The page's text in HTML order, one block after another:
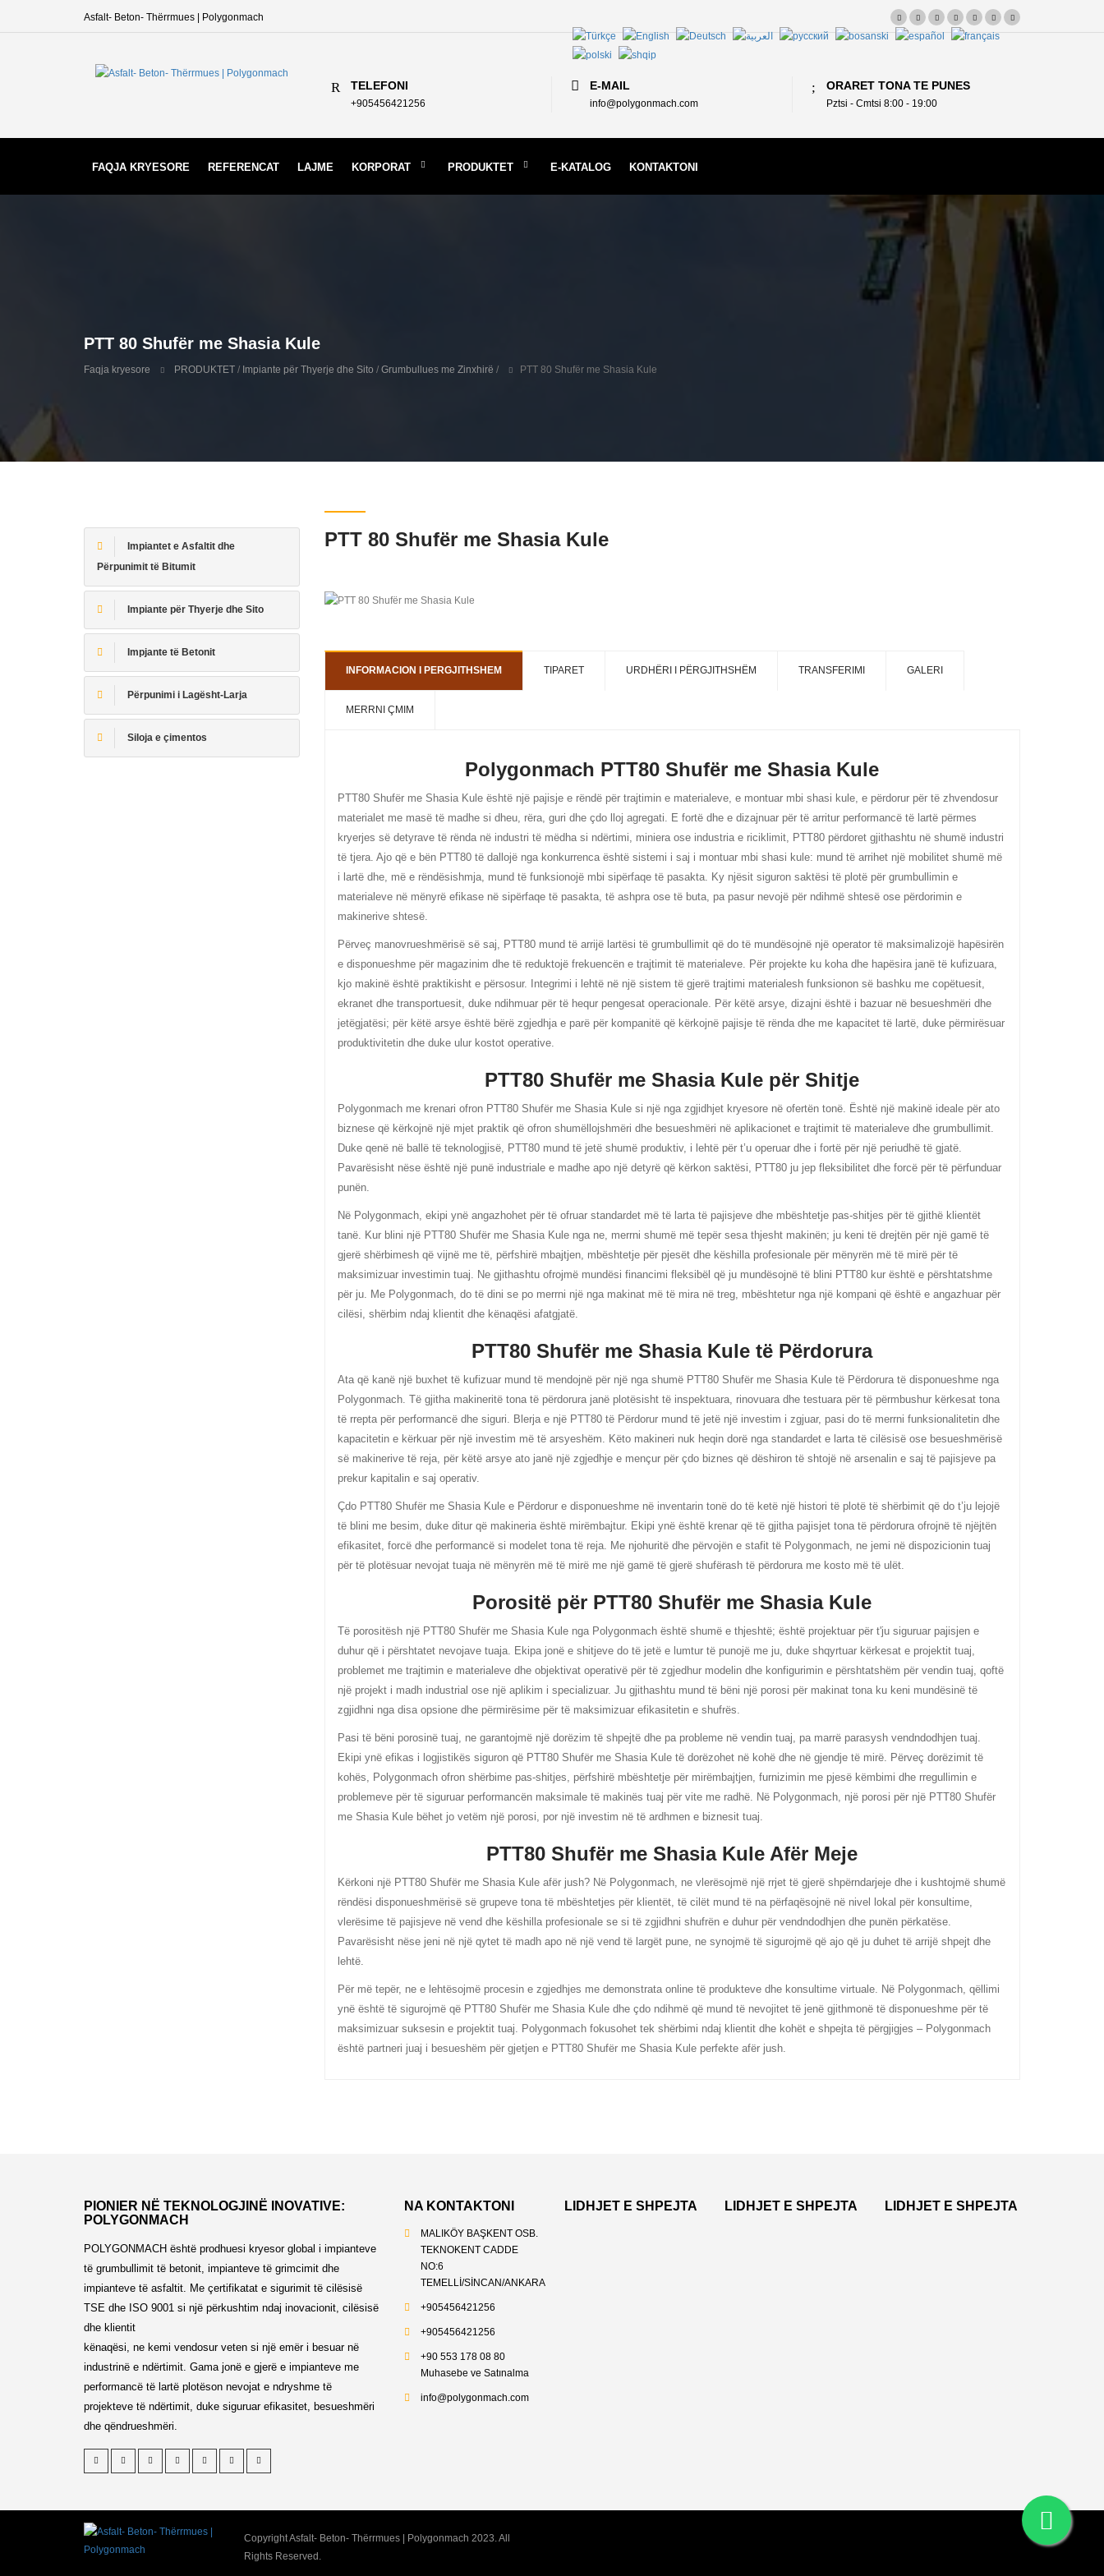
Asfalt- Beton- Thërrmues | Polygonmach
TELEFONI
+905456421256
E-MAIL
info@polygonmach.com
ORARET TONA TE PUNES
Pztsi - Cmtsi 8:00 - 19:00
FAQJA KRYESORE REFERENCAT LAJME KORPORAT PRODUKTET E-KATALOG KONTAKTONI
PTT 80 Shufër me Shasia Kule
Faqja kryesore PRODUKTET / Impiante për Thyerje dhe Sito / Grumbullues me Zinxhirë / PTT 80 Shufër me Shasia Kule
Impiantet e Asfaltit dhe
Përpunimit të Bitumit
Impiante për Thyerje dhe Sito
Impjante të Betonit
Përpunimi i Lagësht-Larja
Siloja e çimentos
PTT 80 Shufër me Shasia Kule
INFORMACION I PERGJITHSHEM TIPARET URDHËRI I PËRGJITHSHËM TRANSFERIMI GALERI
MERRNI ÇMIM
Polygonmach PTT80 Shufër me Shasia Kule
PTT80 Shufër me Shasia Kule është një pajisje e rëndë për trajtimin e materialeve, e montuar mbi shasi kule, e përdorur për të zhvendosur
materialet me masë të madhe si dheu, rëra, guri dhe çdo lloj agregati. E fortë dhe e dizajnuar për të arritur performancë të lartë përmes
kryerjes së detyrave të rënda në industri të mëdha si ndërtimi, miniera ose industria e riciklimit, PTT80 përdoret gjithashtu në shumë industri
të tjera. Ajo që e bën PTT80 të dallojë nga konkurrenca është sistemi i saj i montuar mbi shasi kule: mund të arrihet një mobilitet shumë më
i lartë dhe, më e rëndësishmja, mund të funksionojë mbi sipërfaqe të pasakta. Ky njësit siguron saktësi të plotë për grumbullimin e
materialeve në mënyrë efikase në sipërfaqe të pasakta, të ashpra ose të buta, pa pasur nevojë për ndihmë shtesë ose përdorimin e
makinerive shtesë.
Përveç manovrueshmërisë së saj, PTT80 mund të arrijë lartësi të grumbullimit që do të mundësojnë një operator të maksimalizojë hapësirën
e disponueshme për magazinim dhe të reduktojë frekuencën e trajtimit të materialeve. Për projekte ku koha dhe hapësira janë të kufizuara,
kjo makinë është praktikisht e përsosur. Integrimi i lehtë në një sistem të gjerë trajtimi materialesh funksionon së bashku me copëtuesit,
ekranet dhe transportuesit, duke ndihmuar për të hequr pengesat operacionale. Për këtë arsye, dizajni është i bazuar në besueshmëri dhe
jetëgjatësi; për këtë arsye është bërë zgjedhja e parë për kompanitë që kërkojnë pajisje të rënda dhe me kapacitet të lartë, duke përmirësuar
produktivitetin dhe duke ulur kostot operative.
PTT80 Shufër me Shasia Kule për Shitje
Polygonmach me krenari ofron PTT80 Shufër me Shasia Kule si një nga zgjidhjet kryesore në ofertën tonë. Është një makinë ideale për ato
biznese që kërkojnë një mjet praktik që ofron shumëllojshmëri dhe besueshmëri në aplikacionet e trajtimit të materialeve dhe grumbullimit.
Duke qenë në ballë të teknologjisë, PTT80 mund të jetë shumë produktiv, i lehtë për t’u operuar dhe i fortë për një periudhë të gjatë.
Pavarësisht nëse është një punë industriale e madhe apo një detyrë që kërkon saktësi, PTT80 ju jep fleksibilitet dhe forcë për të përfunduar
punën.
Në Polygonmach, ekipi ynë angazhohet për të ofruar standardet më të larta të pajisjeve dhe mbështetje pas-shitjes për të gjithë klientët
tanë. Kur blini një PTT80 Shufër me Shasia Kule nga ne, merrni shumë më tepër sesa thjesht makinën; ju keni të drejtën për një gamë të
gjerë shërbimesh që vijnë me të, përfshirë mbajtjen, mbështetje për pjesët dhe këshilla profesionale për mënyrën më të mirë për të
maksimizuar investimin tuaj. Ne gjithashtu ofrojmë mundësi financimi fleksibël që ju mundësojnë të blini PTT80 kur është e përshtatshme
për ju. Me Polygonmach, do të dini se po merrni një nga makinat më të mira në treg, mbështetur nga një kompani që është e angazhuar për
cilësi, shërbim ndaj klientit dhe kënaqësi afatgjatë.
PTT80 Shufër me Shasia Kule të Përdorura
Ata që kanë një buxhet të kufizuar mund të mendojnë për një nga shumë PTT80 Shufër me Shasia Kule të Përdorura të disponueshme nga
Polygonmach. Të gjitha makineritë tona të përdorura janë plotësisht të inspektuara, rinovuara dhe testuara për të përmbushur kërkesat tona
të rrepta për performancë dhe siguri. Blerja e një PTT80 të Përdorur mund të jetë një investim i zgjuar, pasi do të merrni funksionalitetin dhe
kapacitetin e kërkuar për një investim më të arsyeshëm. Këto makineri nuk heqin dorë nga standardet e larta të cilësisë ose besueshmërisë
së makinerive të reja, për këtë arsye ato janë një zgjedhje e mençur për çdo biznes që dëshiron të shtojë në arsenalin e saj të pajisjeve pa
prekur kapitalin e saj operativ.
Çdo PTT80 Shufër me Shasia Kule e Përdorur e disponueshme në inventarin tonë do të ketë një histori të plotë të shërbimit që do t’ju lejojë
të blini me besim, duke ditur që makineria është mirëmbajtur. Ekipi ynë është krenar që të gjitha pajisjet tona të përdorura ofrojnë të njëjtën
efikasitet, forcë dhe performancë si modelet tona të reja. Me njohuritë dhe përvojën e stafit të Polygonmach, ne jemi në dispozicionin tuaj
për të plotësuar nevojat tuaja në mënyrën më të mirë me një gamë të gjerë shufërash të përdorura me kosto më të ulët.
Porositë për PTT80 Shufër me Shasia Kule
Të porositësh një PTT80 Shufër me Shasia Kule nga Polygonmach është shumë e thjeshtë; është projektuar për t'ju siguruar pajisjen e
duhur që i përshtatet nevojave tuaja. Ekipa jonë e shitjeve do të jetë e lumtur të punojë me ju, duke shqyrtuar kërkesat e projektit tuaj,
problemet me trajtimin e materialeve dhe objektivat operativë për të zgjedhur modelin dhe konfigurimin e përshtatshëm për vendin tuaj, qoftë
një projekt i madh industrial ose një aplikim i specializuar. Ju gjithashtu mund të bëni një porosi për makinat tona ku keni mundësinë të
zgjidhni nga disa opsione dhe përmirësime për të maksimizuar efikasitetin e shufrës.
Pasi të bëni porosinë tuaj, ne garantojmë një dorëzim të shpejtë dhe pa probleme në vendin tuaj, pa marrë parasysh vendndodhjen tuaj.
Ekipi ynë efikas i logjistikës siguron që PTT80 Shufër me Shasia Kule të dorëzohet në kohë dhe në gjendje të mirë. Përveç dorëzimit të
kohës, Polygonmach ofron shërbime pas-shitjes, përfshirë mbështetje për mirëmbajtjen, furnizimin me pjesë këmbimi dhe rregullimin e
problemeve për të siguruar performancën maksimale të makinës tuaj për vite me radhë. Në Polygonmach, një porosi për një PTT80 Shufër
me Shasia Kule bëhet jo vetëm një porosi, por një investim në të ardhmen e biznesit tuaj.
PTT80 Shufër me Shasia Kule Afër Meje
Kërkoni një PTT80 Shufër me Shasia Kule afër jush? Në Polygonmach, ne vlerësojmë një rrjet të gjerë shpërndarjeje dhe i kushtojmë shumë
rëndësi disponueshmërisë së grupeve tona të mbështetjes për klientët, të cilët mund të na përfaqësojnë në nivel lokal për konsultime,
vlerësime të pajisjeve në vend dhe këshilla profesionale se si të zgjidhni shufrën e duhur për vendndodhjen dhe punën përkatëse.
Pavarësisht nëse jeni në një qytet të madh apo në një vend të largët pune, ne synojmë të sigurojmë që ajo që ju duhet të arrijë shpejt dhe
lehtë.
Për më tepër, ne e lehtësojmë procesin e zgjedhjes me demonstrata online të produkteve dhe konsultime virtuale. Në Polygonmach, qëllimi
ynë është të sigurojmë që PTT80 Shufër me Shasia Kule dhe çdo ndihmë që mund të nevojitet të jenë gjithmonë të disponueshme për të
maksimizuar suksesin e projektit tuaj. Polygonmach fokusohet tek shërbimi ndaj klientit dhe kohët e shpejta të përgjigjes – Polygonmach
është partneri juaj i besueshëm për gjetjen e PTT80 Shufër me Shasia Kule perfekte afër jush.
PIONIER NË TEKNOLOGJINË INOVATIVE:
POLYGONMACH
POLYGONMACH është prodhuesi kryesor global i impianteve
të grumbullimit të betonit, impianteve të grimcimit dhe
impianteve të asfaltit. Me çertifikatat e sigurimit të cilësisë
TSE dhe ISO 9001 si një përkushtim ndaj inovacionit, cilësisë
dhe klientit
kënaqësi, ne kemi vendosur veten si një emër i besuar në
industrinë e ndërtimit. Gama jonë e gjerë e impianteve me
performancë të lartë plotëson nevojat e ndryshme të
projekteve të ndërtimit, duke siguruar efikasitet, besueshmëri
dhe qëndrueshmëri.
NA KONTAKTONI
MALIKÖY BAŞKENT OSB.
TEKNOKENT CADDE
NO:6
TEMELLİ/SİNCAN/ANKARA
+905456421256
+905456421256
+90 553 178 08 80
Muhasebe ve Satınalma
info@polygonmach.com
LIDHJET E SHPEJTA LIDHJET E SHPEJTA LIDHJET E SHPEJTA
Copyright Asfalt- Beton- Thërrmues | Polygonmach 2023. All
Rights Reserved.